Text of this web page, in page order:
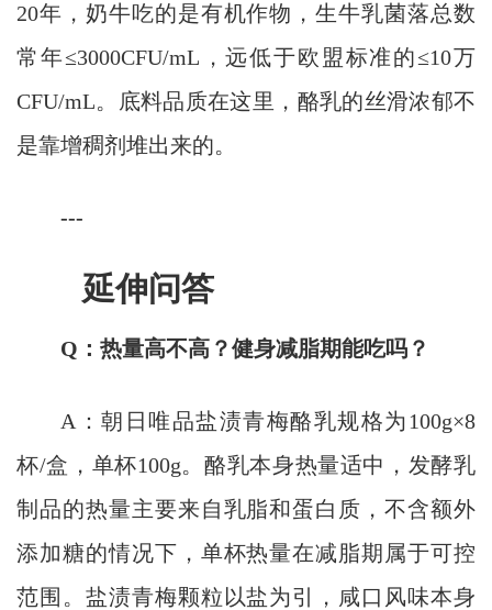
20年，奶牛吃的是有机作物，生牛乳菌落总数
常年≤3000CFU/mL，远低于欧盟标准的≤10万
CFU/mL。底料品质在这里，酪乳的丝滑浓郁不
是靠增稠剂堆出来的。
---
延伸问答
Q：热量高不高？健身减脂期能吃吗？
A：朝日唯品盐渍青梅酪乳规格为100g×8
杯/盒，单杯100g。酪乳本身热量适中，发酵乳
制品的热量主要来自乳脂和蛋白质，不含额外
添加糖的情况下，单杯热量在减脂期属于可控
范围。盐渍青梅颗粒以盐为引，咸口风味本身